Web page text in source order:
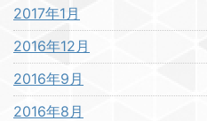
2017年1月
2016年12月
2016年9月
2016年8月